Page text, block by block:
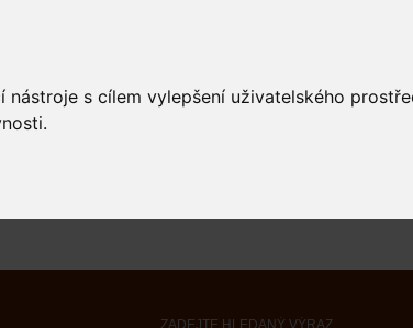
s cílem vylepšení uživatelského